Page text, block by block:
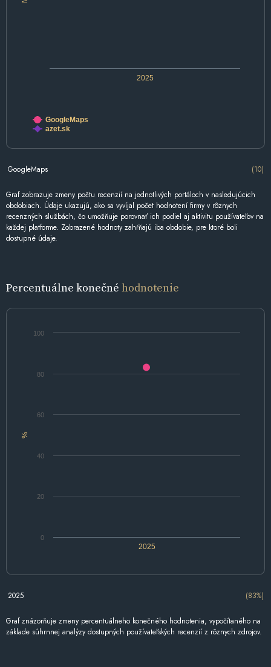
2025
GoogleMaps
azet.sk
GoogleMaps (10)
Graf zobrazuje zmeny počtu recenzií na jednotlivých portáloch v nasledujúcich
obdobiach. Údaje ukazujú, ako sa vyvíjal počet hodnotení firmy v rôznych
recenzných službách, čo umožňuje porovnať ich podiel aj aktivitu používateľov na
každej platforme. Zobrazené hodnoty zahŕňajú iba obdobie, pre ktoré boli
dostupné údaje.
Percentuálne konečné hodnotenie
%
2025
0
20
40
60
80
100
2025 (83%)
Graf znázorňuje zmeny percentuálneho konečného hodnotenia, vypočítaného na
základe súhrnnej analýzy dostupných používateľských recenzií z rôznych zdrojov.